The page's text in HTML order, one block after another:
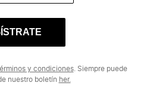
y condiciones. Siempre puede
nuestro boletín her.